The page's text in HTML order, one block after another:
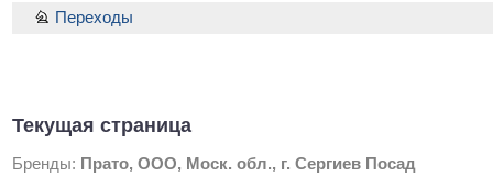
Текущая страница
Бренды: Прато, ООО, Моск. обл., г. Сергиев Посад
Переходы